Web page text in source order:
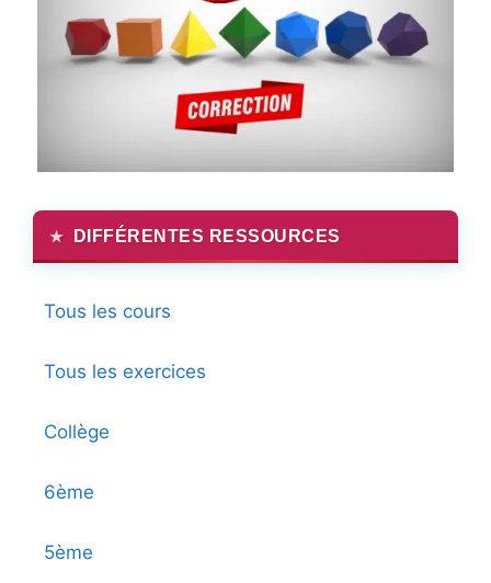
DIFFÉRENTES RESSOURCES
Tous les cours
Tous les exercices
Collège
6ème
5ème